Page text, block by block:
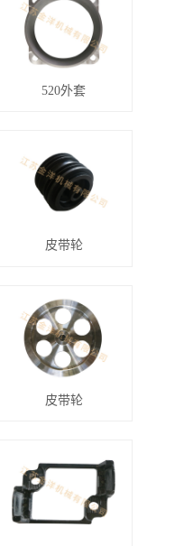
520外套
皮带轮
皮带轮